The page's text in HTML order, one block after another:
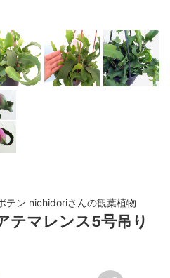
テン nichidoriさんの観葉植物
テマレンス5号吊り